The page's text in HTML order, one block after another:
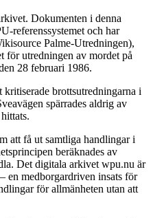
Dokumenten i denna
referenssystemet och har
Palme-Utredningen),
för utredningen av mordet på
28 februari 1986.
kritiserade brottsutredningarna i
spärrades aldrig av
att få ut samtliga handlingar i
beräknades av
Det digitala arkivet wpu.nu är
en medborgardriven insats för
för allmänheten utan att